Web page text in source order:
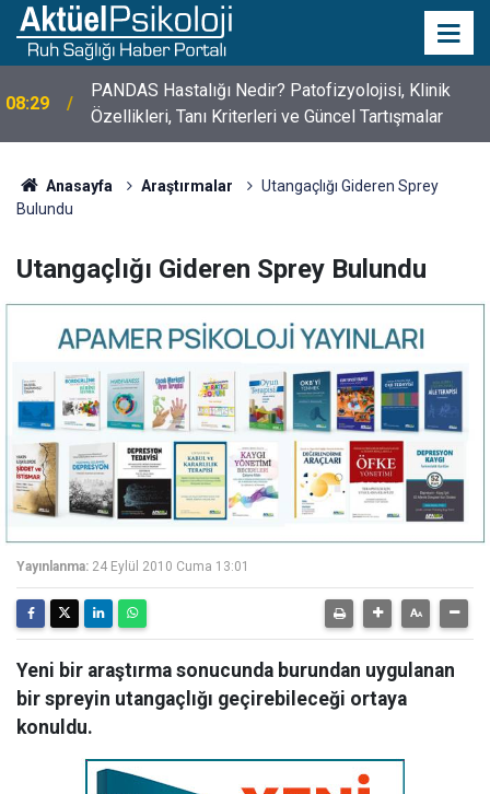
10:30
10 Mayıs Psikologlar Günü Nasıl Ortaya Çıktı? 10
Mayıs Tarihinin Hikayesi
Anasayfa Araştırmalar
Utangaçlığı Gideren Sprey
Bulundu
Utangaçlığı Gideren Sprey Bulundu
Yayınlanma: 24 Eylül 2010 Cuma 13:01
Yeni bir araştırma sonucunda burundan uygulanan
bir spreyin utangaçlığı geçirebileceği ortaya
konuldu.